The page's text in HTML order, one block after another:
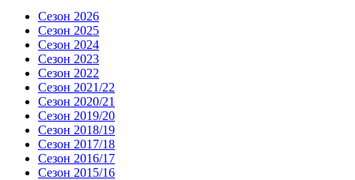
Сезон 2026
Сезон 2025
Сезон 2024
Сезон 2023
Сезон 2022
Сезон 2021/22
Сезон 2020/21
Сезон 2019/20
Сезон 2018/19
Сезон 2017/18
Сезон 2016/17
Сезон 2015/16